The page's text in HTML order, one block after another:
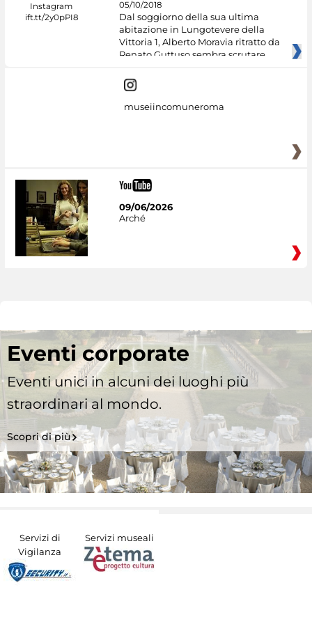
05/10/2018
Dal soggiorno della sua ultima
abitazione in Lungotevere della
Vittoria 1, Alberto Moravia ritratto da
Renato Guttuso sembra scrutare
museiincomuneroma
09/06/2026
Arché
Eventi corporate
Eventi unici in alcuni dei luoghi più
straordinari al mondo.
Scopri di più
Servizi di
Vigilanza
Servizi museali